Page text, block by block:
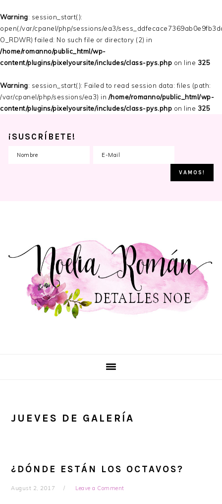
Warning: session_start():
open(/var/cpanel/php/sessions/ea3/
O_RDWR) failed: No such file or directory (2) in
/home/romanno/public_html/wp-
content/plugins/pixelyoursite/includes/class-pys.php on line 325
Warning: session_start(): Failed to read session data: files (path:
/var/cpanel/php/sessions/ea3) in /home/romanno/public_html/wp-
content/plugins/pixelyoursite/includes/class-pys.php on line 325
¡SUSCRÍBETE!
JUEVES DE GALERÍA
¿DÓNDE ESTÁN LOS OCTAVOS?
August 2, 2017 Leave a Comment